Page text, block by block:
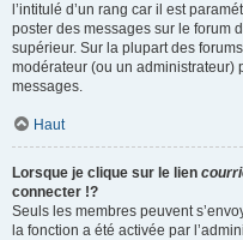
l’intitulé d’un rang car il est
poster des messages sur le forum
supérieur. Sur la plupart des
modérateur (ou un administrateur)
messages.
Haut
Lorsque je clique sur le lien
connecter !?
Seuls les membres peuvent
la fonction a été activée par